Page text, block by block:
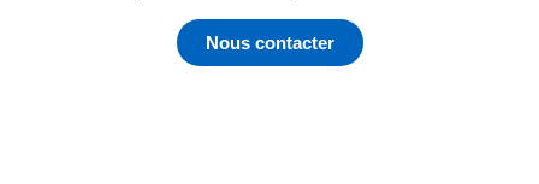
Nous contacter